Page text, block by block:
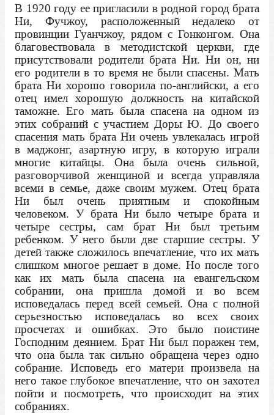
В 1920 году ее пригласили в родной город брата
Ни, Фучжоу, расположенный недалеко от
провинции Гуанчжоу, рядом с Гонконгом. Она
благовествовала в методистской церкви, где
присутствовали родители брата Ни. Ни он, ни
его родители в то время не были спасены. Мать
брата Ни хорошо говорила по-английски, а его
отец имел хорошую должность на китайской
таможне. Его мать была спасена на одном из
этих собраний с участием Доры Ю. До своего
спасения мать брата Ни очень увлекалась игрой
в маджонг, азартную игру, в которую играли
многие китайцы. Она была очень сильной,
разговорчивой женщиной и всегда управляла
всеми в семье, даже своим мужем. Отец брата
Ни был очень приятным и спокойным
человеком. У брата Ни было четыре брата и
четыре сестры, сам брат Ни был третьим
ребенком. У него были две старшие сестры. У
детей также сложилось впечатление, что их мать
слишком многое решает в доме. Но после того
как их мать была спасена на евангельском
собрании, она пришла домой и во всем
исповедалась перед всей семьей. Она с полной
серьезностью исповедалась во всех своих
просчетах и ошибках. Это было поистине
Господним деянием. Брат Ни был поражен тем,
что она была так сильно обращена через одно
собрание. Исповедь его матери произвела на
него такое глубокое впечатление, что он захотел
пойти и посмотреть, что происходит на этих
собраниях.